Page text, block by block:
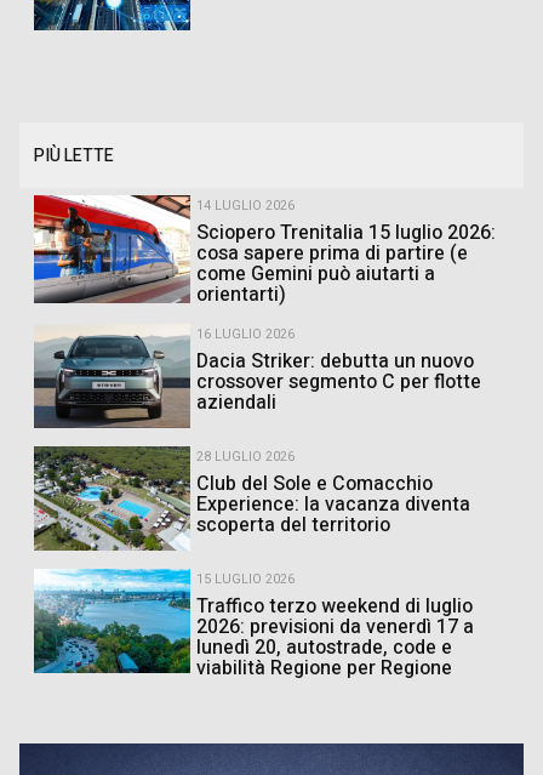
PIÙ LETTE
14 LUGLIO 2026
Sciopero Trenitalia 15 luglio 2026:
cosa sapere prima di partire (e
come Gemini può aiutarti a
orientarti)
16 LUGLIO 2026
Dacia Striker: debutta un nuovo
crossover segmento C per flotte
aziendali
28 LUGLIO 2026
Club del Sole e Comacchio
Experience: la vacanza diventa
scoperta del territorio
15 LUGLIO 2026
Traffico terzo weekend di luglio
2026: previsioni da venerdì 17 a
lunedì 20, autostrade, code e
viabilità Regione per Regione